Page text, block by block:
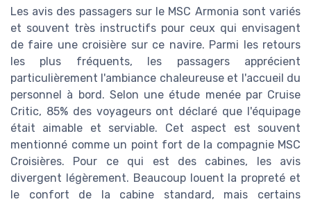
Les avis des passagers sur le MSC Armonia sont variés
et souvent très instructifs pour ceux qui envisagent
de faire une croisière sur ce navire. Parmi les retours
les plus fréquents, les passagers apprécient
particulièrement l'ambiance chaleureuse et l'accueil du
personnel à bord. Selon une étude menée par Cruise
Critic, 85% des voyageurs ont déclaré que l'équipage
était aimable et serviable. Cet aspect est souvent
mentionné comme un point fort de la compagnie MSC
Croisières. Pour ce qui est des cabines, les avis
divergent légèrement. Beaucoup louent la propreté et
le confort de la cabine standard, mais certains